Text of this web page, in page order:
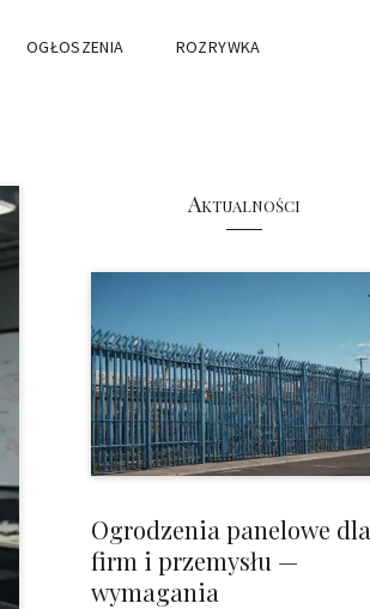
OGŁOSZENIA ROZRYWKA
Aktualności
Ogrodzenia panelowe dla
firm i przemysłu —
wymagania